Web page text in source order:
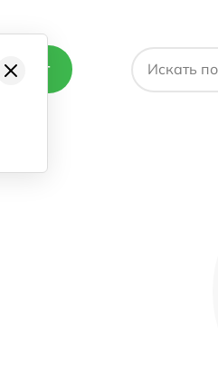
Каталог Искать по